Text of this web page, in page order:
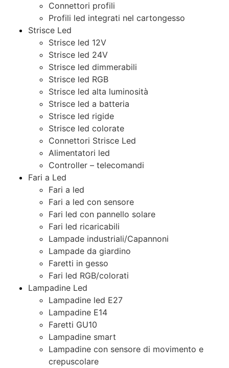
Connettori profili
Profili led integrati nel cartongesso
Strisce Led
Strisce led 12V
Strisce led 24V
Strisce led dimmerabili
Strisce led RGB
Strisce led alta luminosità
Strisce led a batteria
Strisce led rigide
Strisce led colorate
Connettori Strisce Led
Alimentatori led
Controller – telecomandi
Fari a Led
Fari a led
Fari a led con sensore
Fari led con pannello solare
Fari led ricaricabili
Lampade industriali/Capannoni
Lampade da giardino
Faretti in gesso
Fari led RGB/colorati
Lampadine Led
Lampadine led E27
Lampadine E14
Faretti GU10
Lampadine smart
Lampadine con sensore di movimento e
crepuscolare